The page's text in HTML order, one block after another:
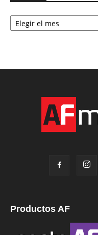
Archivo
Productos AF